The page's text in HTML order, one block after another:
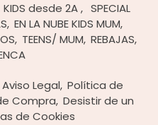
KIDS desde 2A
SPECIAL
EN LA NUBE KIDS MUM
TEENS/ MUM REBAJAS
Aviso Legal Política de
Compra Desistir de un
de Cookies